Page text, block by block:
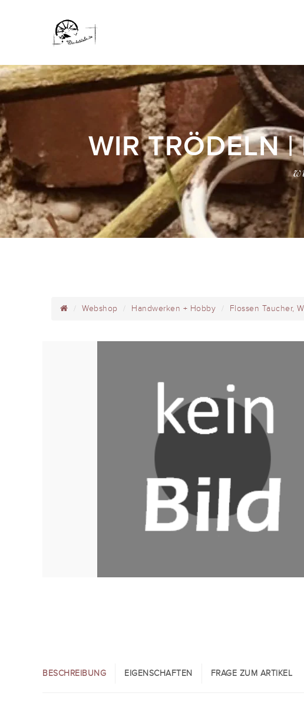
WIR TRÖDELN
Webshop Handwerken + Hobby Flossen Taucher,
BESCHREIBUNG EIGENSCHAFTEN FRAGE ZUM ARTIKEL